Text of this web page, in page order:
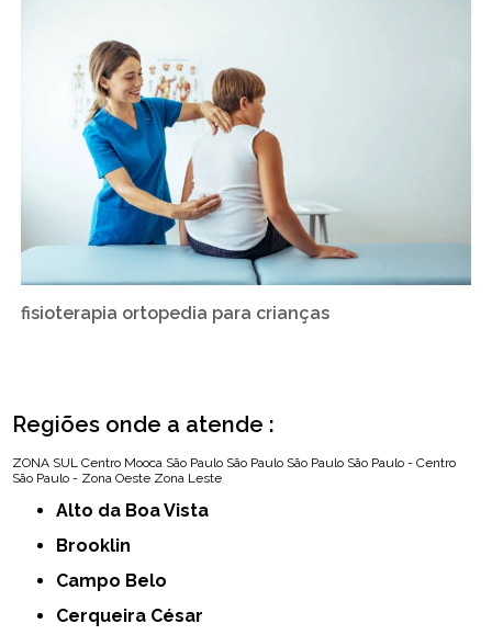
fisioterapia ortopedia para crianças
Regiões onde a atende :
ZONA SUL Centro Mooca São Paulo São Paulo São Paulo São Paulo - Centro
São Paulo - Zona Oeste Zona Leste
Alto da Boa Vista
Brooklin
Campo Belo
Cerqueira César